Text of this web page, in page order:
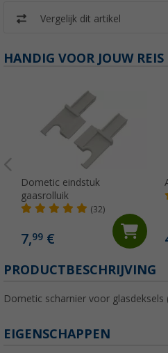
Vergelijk dit artikel
HANDIG VOOR JOUW REIS
Dometic eindstuk
gaasrolluik
(32)
7,99 €
PRODUCTBESCHRIJVING
Dometic scharnier voor glasdeksels
EIGENSCHAPPEN